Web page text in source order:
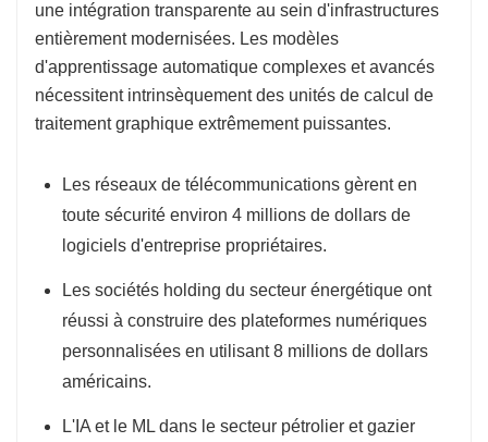
une intégration transparente au sein d'infrastructures
entièrement modernisées. Les modèles
d'apprentissage automatique complexes et avancés
nécessitent intrinsèquement des unités de calcul de
traitement graphique extrêmement puissantes.
Les réseaux de télécommunications gèrent en
toute sécurité environ 4 millions de dollars de
logiciels d'entreprise propriétaires.
Les sociétés holding du secteur énergétique ont
réussi à construire des plateformes numériques
personnalisées en utilisant 8 millions de dollars
américains.
L'IA et le ML dans le secteur pétrolier et gazier